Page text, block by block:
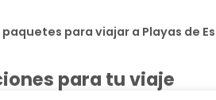
para viajar a Playas de
para tu viaje